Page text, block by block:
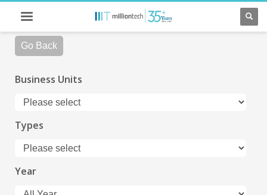
Go Back
Business Units
Types
Year